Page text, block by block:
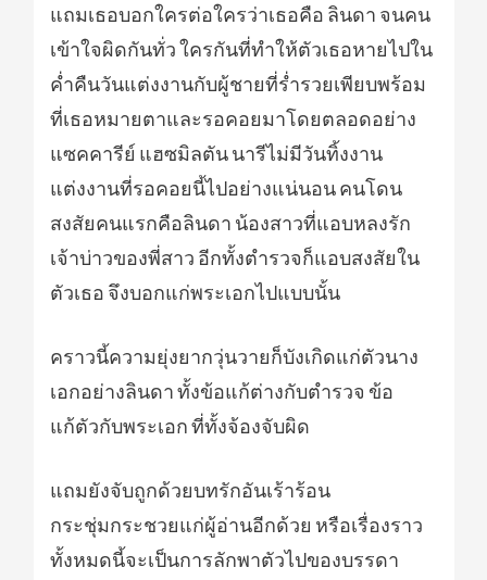
แถมเธอบอกใครต่อใครว่าเธอคือ ลินดา จนคน
เข้าใจผิดกันทั่ว ใครกันที่ทำให้ตัวเธอหายไปใน
ค่ำคืนวันแต่งงานกับผู้ชายที่ร่ำรวยเพียบพร้อม
ที่เธอหมายตาและรอคอยมาโดยตลอดอย่าง
แซคคารีย์ แฮซมิลตัน นารีไม่มีวันทิ้งงาน
แต่งงานที่รอคอยนี้ไปอย่างแน่นอน คนโดน
สงสัยคนแรกคือลินดา น้องสาวที่แอบหลงรัก
เจ้าบ่าวของพี่สาว อีกทั้งตำรวจก็แอบสงสัยใน
ตัวเธอ จึงบอกแก่พระเอกไปแบบนั้น
คราวนี้ความยุ่งยากวุ่นวายก็บังเกิดแก่ตัวนาง
เอกอย่างลินดา ทั้งข้อแก้ต่างกับตำรวจ ข้อ
แก้ตัวกับพระเอก ที่ทั้งจ้องจับผิด
แถมยังจับถูกด้วยบทรักอันเร้าร้อน
กระชุ่มกระชวยแก่ผู้อ่านอีกด้วย หรือเรื่องราว
ทั้งหมดนี้จะเป็นการลักพาตัวไปของบรรดา